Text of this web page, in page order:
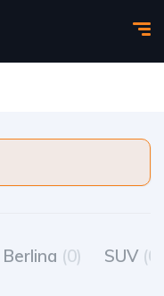
Berlina (0) SUV (0)